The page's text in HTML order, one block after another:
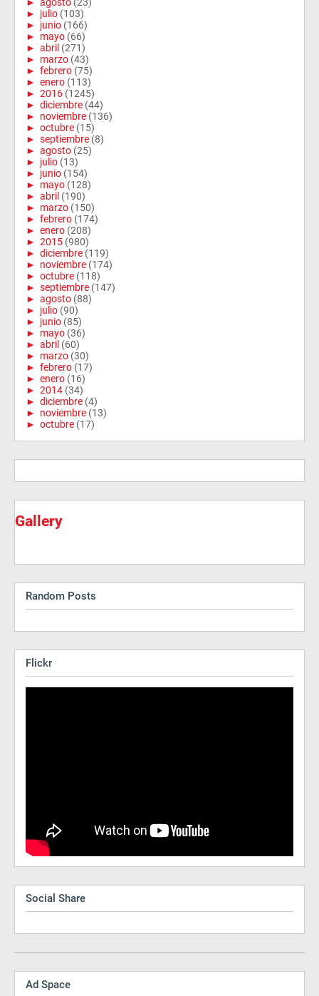
► julio (103)
► junio (166)
► mayo (66)
► abril (271)
► marzo (43)
► febrero (75)
► enero (113)
► 2016 (1245)
► diciembre (44)
► noviembre (136)
► octubre (15)
► septiembre (8)
► agosto (25)
► julio (13)
► junio (154)
► mayo (128)
► abril (190)
► marzo (150)
► febrero (174)
► enero (208)
► 2015 (980)
► diciembre (119)
► noviembre (174)
► octubre (118)
► septiembre (147)
► agosto (88)
► julio (90)
► junio (85)
► mayo (36)
► abril (60)
► marzo (30)
► febrero (17)
► enero (16)
► 2014 (34)
► diciembre (4)
► noviembre (13)
► octubre (17)
Gallery
Random Posts
Flickr
Social Share
Ad Space